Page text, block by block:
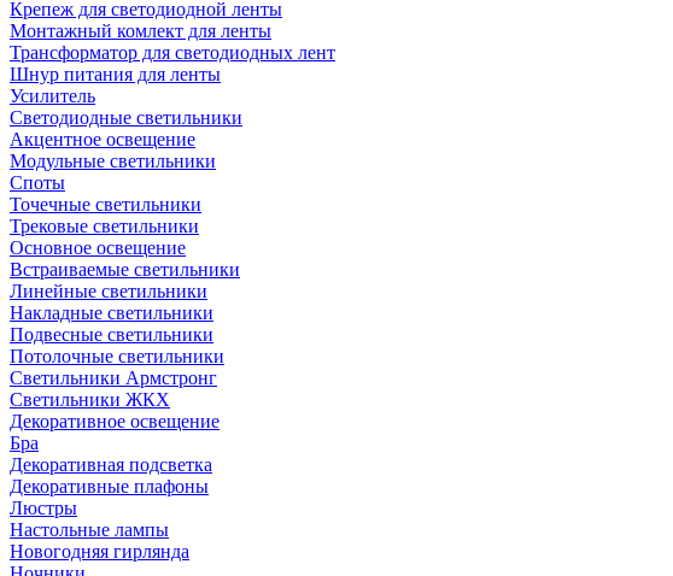
Крепеж для светодиодной ленты
Монтажный комлект для ленты
Трансформатор для светодиодных лент
Шнур питания для ленты
Усилитель
Светодиодные светильники
Акцентное освещение
Модульные светильники
Споты
Точечные светильники
Трековые светильники
Основное освещение
Встраиваемые светильники
Линейные светильники
Накладные светильники
Подвесные светильники
Потолочные светильники
Светильники Армстронг
Светильники ЖКХ
Декоративное освещение
Бра
Декоративная подсветка
Декоративные плафоны
Люстры
Настольные лампы
Новогодняя гирлянда